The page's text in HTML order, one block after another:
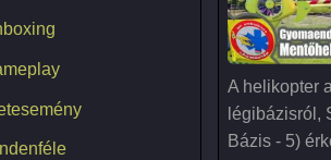
A helikopter
légibázisról,
Bázis - 5)